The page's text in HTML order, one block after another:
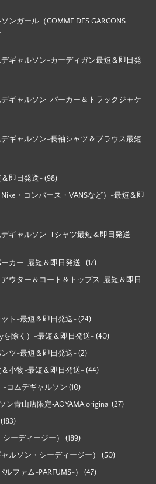
ンガール（COMME DES GARCONS
ギャルソン-カーディガン最短＆即日発
ギャルソン-パーカー＆トラックジャケ
ギャルソン-長袖シャツ＆ブラウス最短
即日発送- (98)
・コンバース・VANSなど）-最短＆即
ギャルソン-Tシャツ最短＆即日発送-
カー-最短＆即日発送- (17)
ウター＆コート＆トップス-最短＆即日
ト-最短＆即日発送- (24)
を除く）-最短＆即日発送- (40)
ツ-最短＆即日発送- (2)
小物-最短＆即日発送- (44)
-コムデギャルソン (10)
青山店限定‐AOYAMA original (27)
(183)
ーディージー） (189)
ルソン・シーディージー） (50)
ファム-PARFUMS-） (47)